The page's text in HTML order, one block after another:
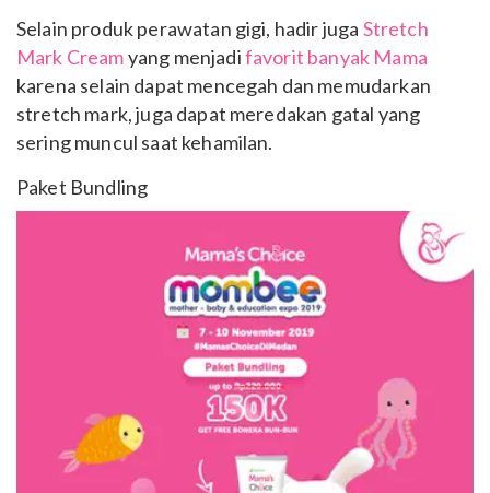
Selain produk perawatan gigi, hadir juga Stretch
Mark Creamyang menjadifavorit banyak Mama
karena selain dapat mencegah dan memudarkan
stretch mark, juga dapat meredakan gatal yang
sering muncul saat kehamilan.
Paket Bundling